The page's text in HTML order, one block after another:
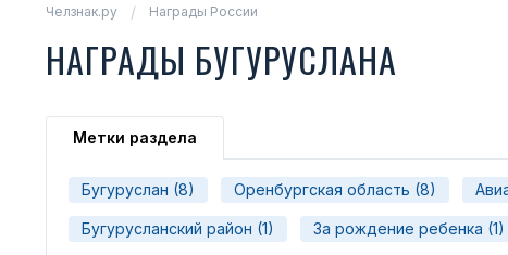
Челзнак.ру Награды России
НАГРАДЫ БУГУРУСЛАНА
Метки раздела
Бугуруслан (8) Оренбургская область (8)
Бугурусланский район (1) За рождение ребенка (1)